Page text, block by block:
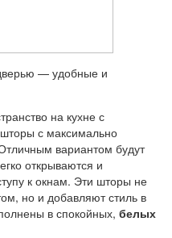
на кухне с
с максимально
вариантом будут
открываются и
к окнам. Эти шторы не
но и добавляют стиль в
в спокойных, белых